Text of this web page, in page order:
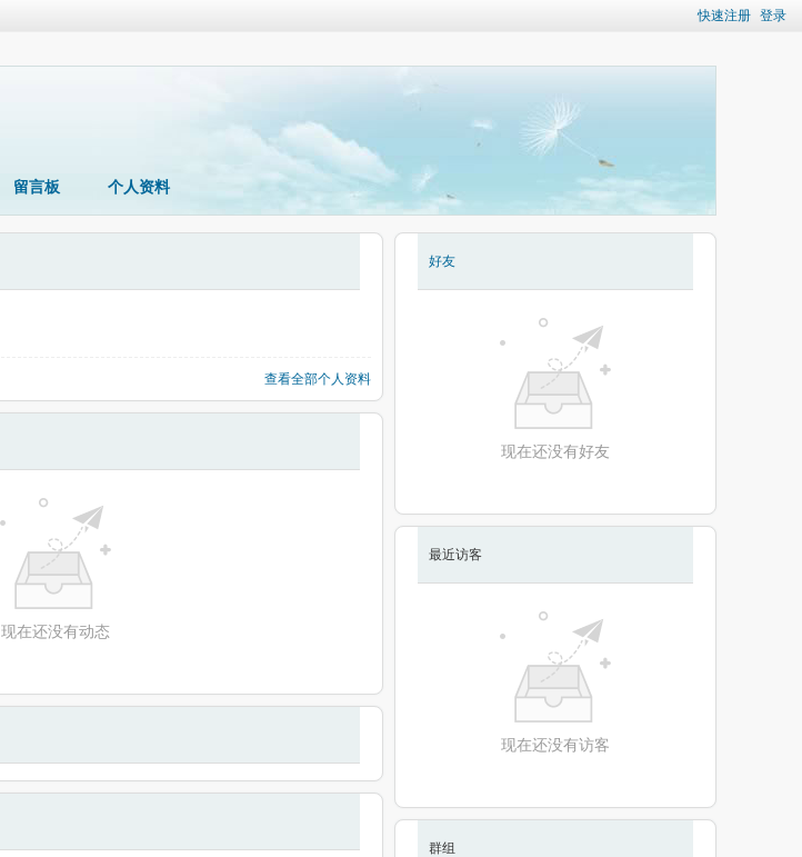
快速注册 登录
留言板 个人资料
查看全部个人资料
现在还没有动态
好友
现在还没有好友
最近访客
现在还没有访客
群组